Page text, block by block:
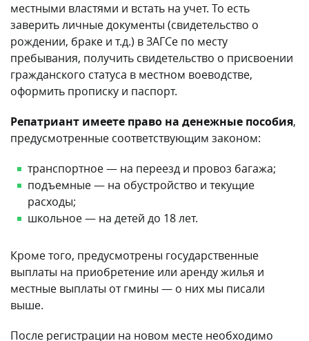
местными властями и встать на учет. То есть
заверить личные документы (свидетельство о
рождении, браке и т.д.) в ЗАГСе по месту
пребывания, получить свидетельство о присвоении
гражданского статуса в местном воеводстве,
оформить прописку и паспорт.
Репатриант имеете право на денежные пособия,
предусмотренные соответствующим законом:
транспортное — на переезд и провоз багажа;
подъемные — на обустройство и текущие
расходы;
школьное — на детей до 18 лет.
Кроме того, предусмотрены государственные
выплаты на приобретение или аренду жилья и
местные выплаты от гмины — о них мы писали
выше.
После регистрации на новом месте необходимо